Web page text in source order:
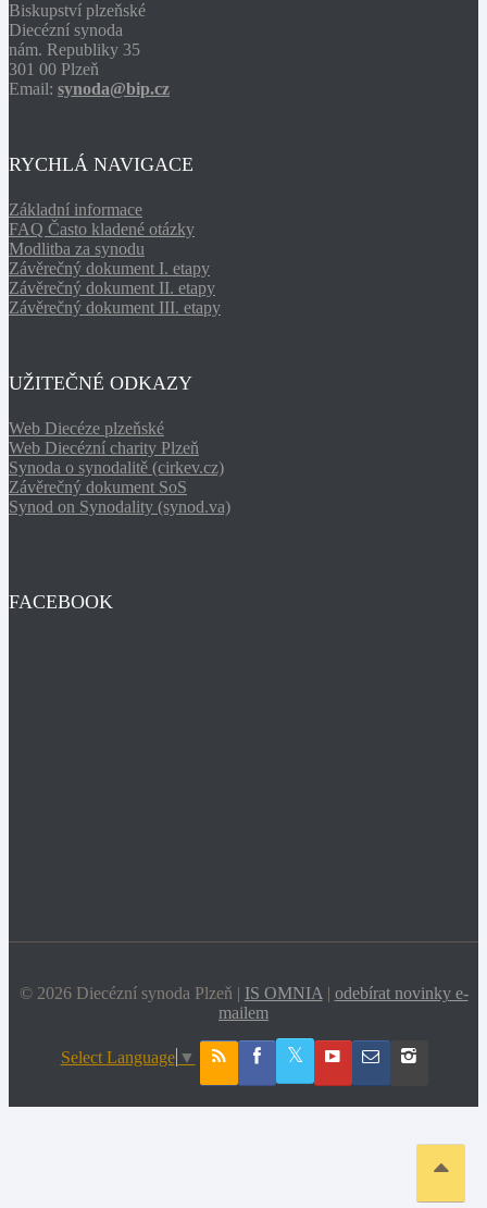
Biskupství plzeňské
Diecézní synoda
nám. Republiky 35
301 00 Plzeň
Email: synoda@bip.cz
RYCHLÁ NAVIGACE
Základní informace
FAQ Často kladené otázky
Modlitba za synodu
Závěrečný dokument I. etapy
Závěrečný dokument II. etapy
Závěrečný dokument III. etapy
UŽITEČNÉ ODKAZY
Web Diecéze plzeňské
Web Diecézní charity Plzeň
Synoda o synodalitě (cirkev.cz)
Závěrečný dokument SoS
Synod on Synodality (synod.va)
FACEBOOK
© 2026 Diecézní synoda Plzeň | IS OMNIA | odebírat novinky e-
mailem
Select Language ▼